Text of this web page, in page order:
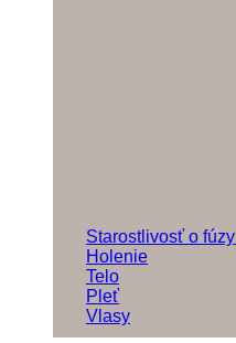
Starostlivosť o fúzy
Holenie
Telo
Pleť
Vlasy